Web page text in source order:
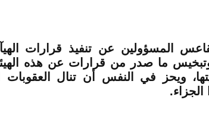
المسؤولين عن تنفيذ قرارات
وتبخيس ما صدر من قرارات عن هذه
ويحز في النفس أن تنال
الجزاء.